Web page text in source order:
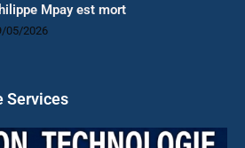
Mpay est mort
05/2026
Services